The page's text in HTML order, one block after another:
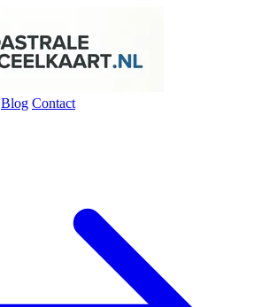
Blog Contact